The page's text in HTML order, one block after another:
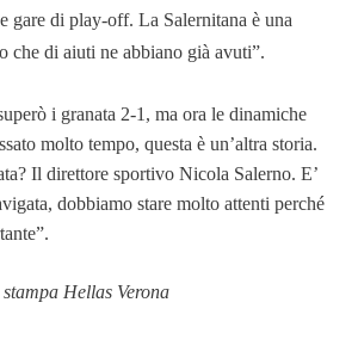
gare di play-off. La Salernitana è una
che di aiuti ne abbiano già avuti”.
i granata 2-1, ma ora le dinamiche
molto tempo, questa è un’altra storia.
Il direttore sportivo Nicola Salerno. E’
dobbiamo stare molto attenti perché
Hellas Verona